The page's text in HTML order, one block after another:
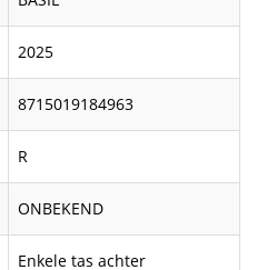
2025
8715019184963
R
ONBEKEND
Enkele tas achter